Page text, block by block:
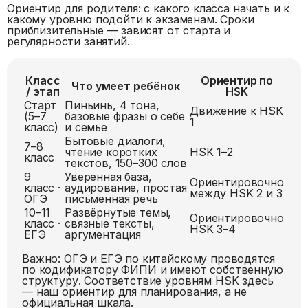
Ориентир для родителя: с какого класса начать и к
какому уровню подойти к экзаменам. Сроки
приблизительные — зависят от старта и
регулярности занятий.
Класс
/ этап
Что умеет ребёнок
Ориентир по
HSK
Старт
(5–7
класс)
Пиньинь, 4 тона,
базовые фразы о себе
и семье
Движение к HSK
1
7–8
класс
Бытовые диалоги,
чтение коротких
текстов, 150–300 слов
HSK 1–2
9
класс ·
ОГЭ
Уверенная база,
аудирование, простая
письменная речь
Ориентировочно
между HSK 2 и 3
10–11
класс ·
ЕГЭ
Развёрнутые темы,
связные тексты,
аргументация
Ориентировочно
HSK 3–4
Важно: ОГЭ и ЕГЭ по китайскому проводятся
по кодификатору ФИПИ и имеют собственную
структуру. Соответствие уровням HSK здесь
— наш ориентир для планирования, а не
официальная шкала.